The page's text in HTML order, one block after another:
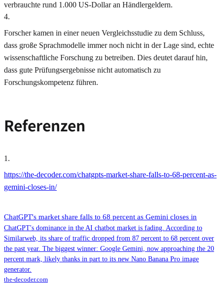
verbrauchte rund 1.000 US-Dollar an Händlergeldern.
4.
Forscher kamen in einer neuen Vergleichsstudie zu dem Schluss,
dass große Sprachmodelle immer noch nicht in der Lage sind, echte
wissenschaftliche Forschung zu betreiben. Dies deutet darauf hin,
dass gute Prüfungsergebnisse nicht automatisch zu
Forschungskompetenz führen.
Referenzen
1.
https://the-decoder.com/chatgpts-market-share-falls-to-68-percent-as-
gemini-closes-in/
ChatGPT's market share falls to 68 percent as Gemini closes in
ChatGPT's dominance in the AI chatbot market is fading. According to
Similarweb, its share of traffic dropped from 87 percent to 68 percent over
the past year. The biggest winner: Google Gemini, now approaching the 20
percent mark, likely thanks in part to its new Nano Banana Pro image
generator.
the-decoder.com